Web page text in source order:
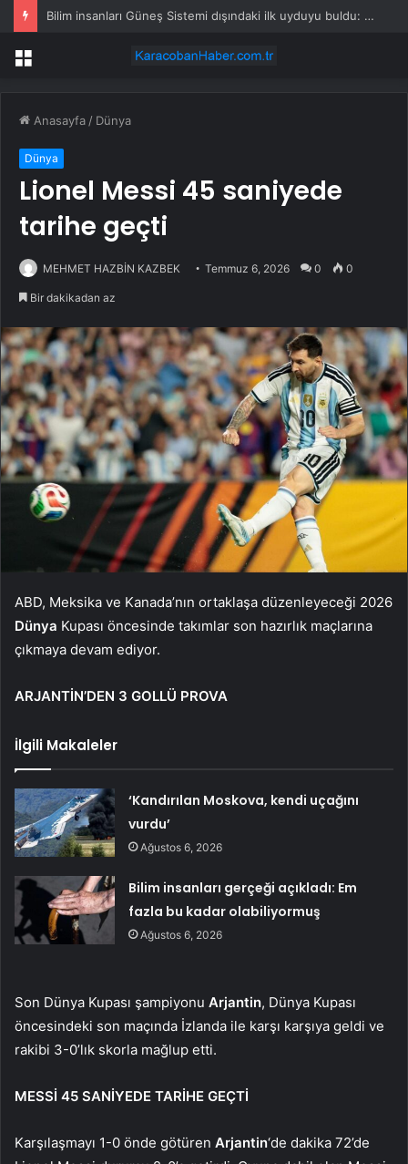
Bilim insanları Güneş Sistemi dışındaki ilk uyduyu buldu: ‘Yalpalaması’ ele verdi
Menü
Anasayfa / Dünya
Dünya
Lionel Messi 45 saniyede
tarihe geçti
MEHMET HAZBİN KAZBEK Temmuz 6, 2026 0 0
Bir dakikadan az
ABD, Meksika ve Kanada’nın ortaklaşa düzenleyeceği 2026
Dünya Kupası öncesinde takımlar son hazırlık maçlarına
çıkmaya devam ediyor.
ARJANTİN’DEN 3 GOLLÜ PROVA
İlgili Makaleler
‘Kandırılan Moskova, kendi uçağını
vurdu’
Ağustos 6, 2026
Bilim insanları gerçeği açıkladı: Em
fazla bu kadar olabiliyormuş
Ağustos 6, 2026
Son Dünya Kupası şampiyonu Arjantin, Dünya Kupası
öncesindeki son maçında İzlanda ile karşı karşıya geldi ve
rakibi 3-0’lık skorla mağlup etti.
MESSİ 45 SANİYEDE TARİHE GEÇTİ
Karşılaşmayı 1-0 önde götüren Arjantin‘de dakika 72’de